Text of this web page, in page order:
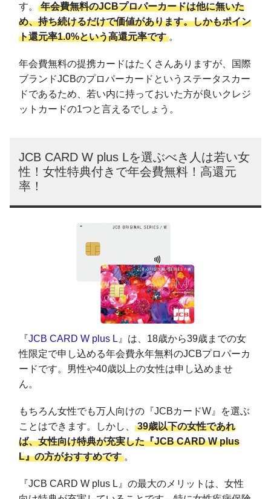
す。 年会費無料のJCBプロパーカードは他に無いた
め、持ち続けるだけで価値があります。しかもポイン
ト還元率1.0%という高還元率です 。
年会費無料の提携カードはたくさんありますが、国際
ブランドJCBのプロパーカードというステータスカー
ドであるため、若い内に持っておいた方が良いクレジ
ットカードの1つと言えるでしょう。
JCB CARD W plus Lを選ぶべき人は若い女
性！女性特典付きで年会費無料！高還元
率！
『JCB CARD W plus L 』は、18歳から39歳までの女
性限定で申し込める年会費永年無料のJCBプロパーカ
ードです。男性や40歳以上の女性は申し込めませ
ん。
もちろん女性でも万人向けの『JCBカードW』を選ぶ
ことはできます。しかし、 39歳以下の女性であれ
ば、女性向け特典が充実した『JCB CARD W plus
L』の方がおすすめです 。
『JCB CARD W plus L』の最大のメリットは、女性